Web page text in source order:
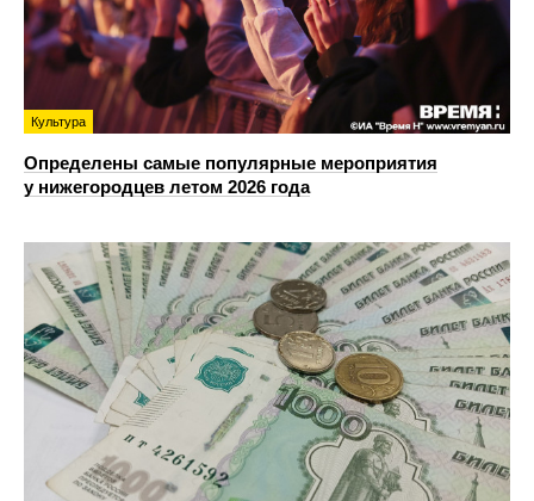
Культура
Определены самые популярные мероприятия
у нижегородцев летом 2026 года